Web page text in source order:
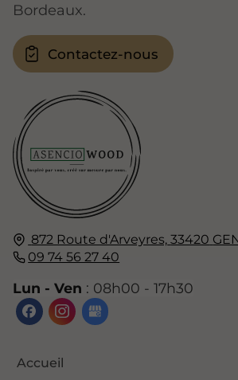
872 Route d'Arveyres, 33420
09 74 56 27 40
Lun - Ven : 08h00 - 17h30
Accueil
Bordeaux.
Contactez-nous